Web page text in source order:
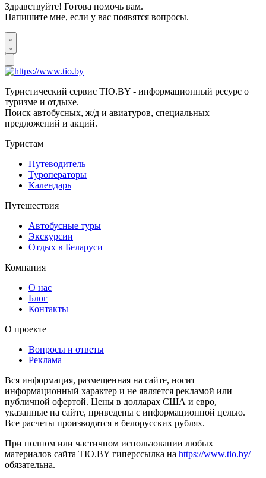
Здравствуйте! Готова помочь вам.
Напишите мне, если у вас появятся вопросы.
Туристический сервис TIO.BY - информационный ресурс о
туризме и отдыхе.
Поиск автобусных, ж/д и авиатуров, специальных
предложений и акций.
Туристам
Путеводитель
Туроператоры
Календарь
Путешествия
Автобусные туры
Экскурсии
Отдых в Беларуси
Компания
О нас
Блог
Контакты
О проекте
Вопросы и ответы
Реклама
Вся информация, размещенная на сайте, носит
информационный характер и не является рекламой или
публичной офертой. Цены в долларах США и евро,
указанные на сайте, приведены с информационной целью.
Все расчеты производятся в белорусских рублях.
При полном или частичном использовании любых
материалов сайта TIO.BY гиперссылка на https://www.tio.by/
обязательна.